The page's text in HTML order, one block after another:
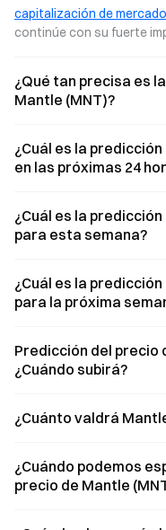
qué podría
moldear el
próximo
Mantle.
capitalización de mercado
continúe con su fuerte
¿Qué tan precisa es
Mantle (MNT)?
¿Cuál es la
en las próximas 24
¿Cuál es la
para esta semana?
¿Cuál es la
para la próxima
Predicción del precio
¿Cuándo subirá?
¿Cuánto valdrá
¿Cuándo podemos
precio de Mantle